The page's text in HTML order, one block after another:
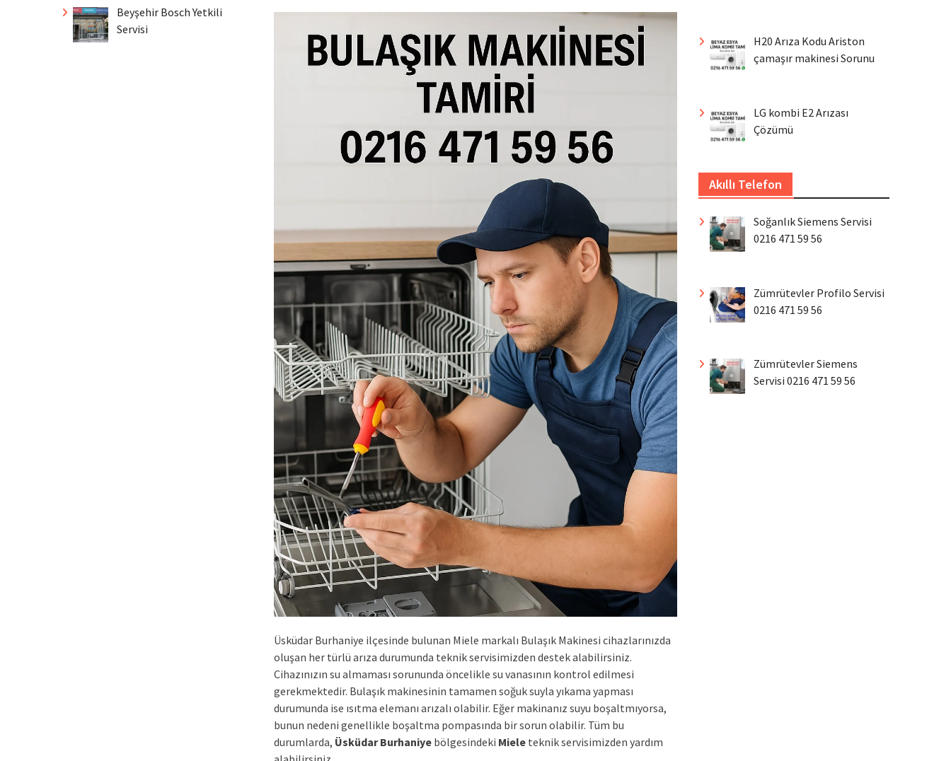
Üsküdar Burhaniye ilçesinde bulunan Miele markalı Bulaşık Makinesi cihazlarınızda
oluşan her türlü arıza durumunda teknik servisimizden destek alabilirsiniz.
Cihazınızın su almaması sorununda öncelikle su vanasının kontrol edilmesi
gerekmektedir. Bulaşık makinesinin tamamen soğuk suyla yıkama yapması
durumunda ise ısıtma elemanı arızalı olabilir. Eğer makinanız suyu boşaltmıyorsa,
bunun nedeni genellikle boşaltma pompasında bir sorun olabilir. Tüm bu
durumlarda, Üsküdar Burhaniye bölgesindeki Miele teknik servisimizden yardım
H20 Arıza Kodu Ariston
çamaşır makinesi Sorunu
LG kombi E2 Arızası
Çözümü
Akıllı Telefon
Soğanlık Siemens Servisi
0216 471 59 56
Zümrütevler Profilo Servisi
0216 471 59 56
Zümrütevler Siemens
Servisi 0216 471 59 56
Beyşehir Bosch Yetkili
Servisi